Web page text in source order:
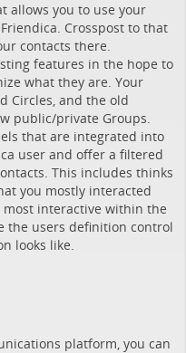
allows you to use your
Crosspost to that
contacts there.
features in the hope to
what they are. Your
Circles, and the old
public/private Groups.
that are integrated into
user and offer a filtered
This includes thinks
you mostly interacted
interactive within the
the users definition control
looks like.
platform, you can